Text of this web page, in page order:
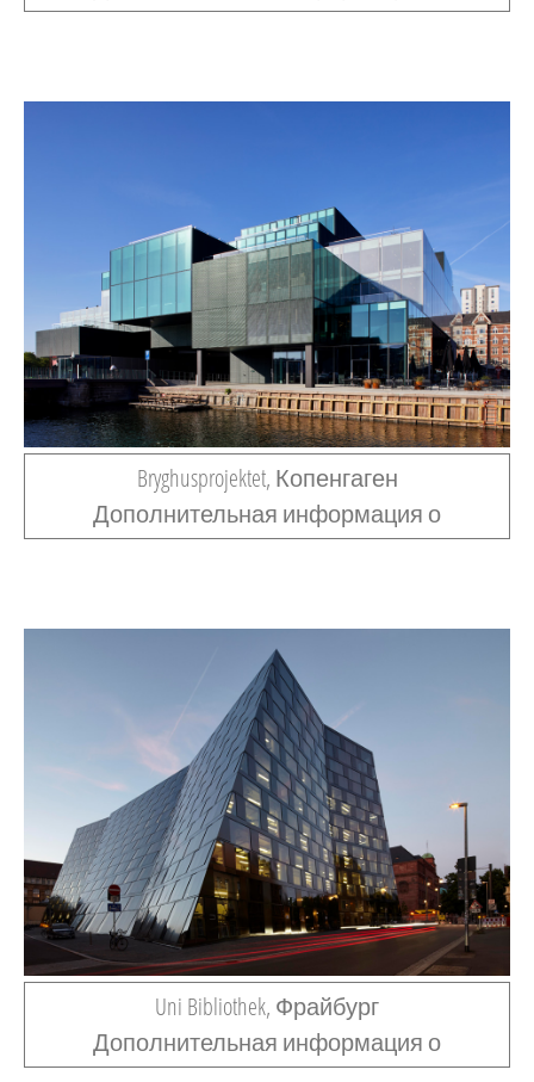
Bryghusprojektet, Копенгаген
Дополнительная информация о
Uni Bibliothek, Фрайбург
Дополнительная информация о